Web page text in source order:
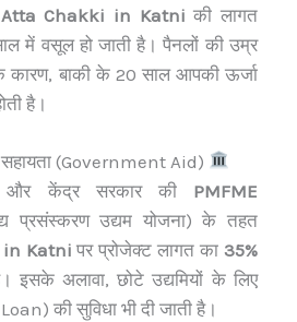
Chakki in Katni की लागत
में वसूल हो जाती है। पैनलों की उम्र
कारण, बाकी के 20 साल आपकी ऊर्जा
है।
सहायता (Government Aid)
और केंद्र सरकार की PMFME
प्रसंस्करण उद्यम योजना) के तहत
in Katni पर प्रोजेक्ट लागत का 35%
इसके अलावा, छोटे उद्यमियों के लिए
की सुविधा भी दी जाती है।